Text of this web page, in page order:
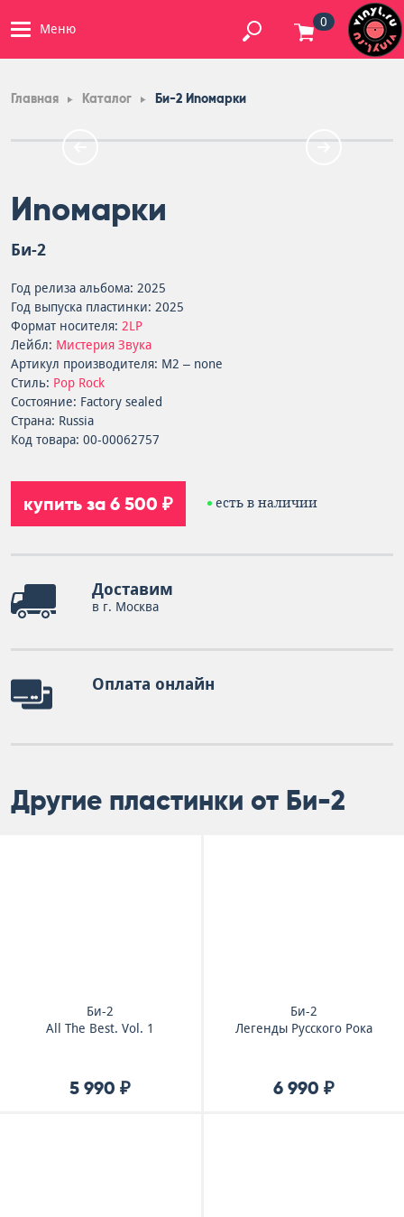
Меню 0
Главная Каталог Би-2 Иnомарки
Иnомарки
Би-2
Год релиза альбома: 2025
Год выпуска пластинки: 2025
Формат носителя: 2LP
Лейбл: Мистерия Звука
Артикул производителя: M2 – none
Стиль: Pop Rock
Состояние: Factory sealed
Страна: Russia
Код товара: 00-00062757
купить за 6 500 ₽ есть в наличии
Доставим
в г. Москва
Оплата онлайн
Другие пластинки от Би-2
Би-2
All The Best. Vol. 1
5 990 ₽
Би-2
Легенды Русского Рока
6 990 ₽